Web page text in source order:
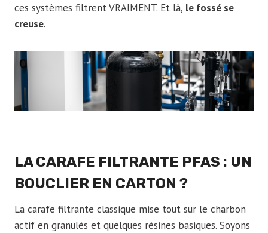
ces systèmes filtrent VRAIMENT. Et là, le fossé se
creuse.
LA CARAFE FILTRANTE PFAS : UN
BOUCLIER EN CARTON ?
La carafe filtrante classique mise tout sur le charbon
actif en granulés et quelques résines basiques. Soyons